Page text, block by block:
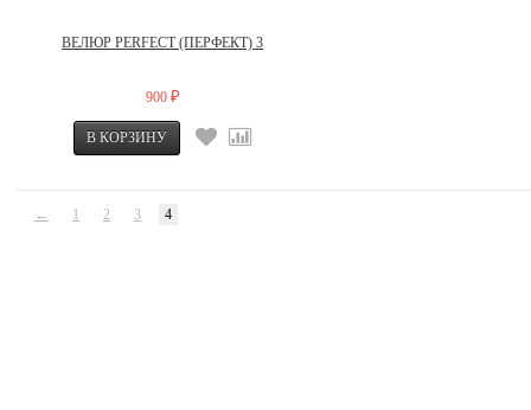
ВЕЛЮР PERFECT (ПЕРФЕКТ) 3
900 ₽
← 1 2 3 4